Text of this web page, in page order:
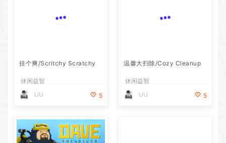
温馨大扫除/Cozy Cleanup
休闲益智
UU
5